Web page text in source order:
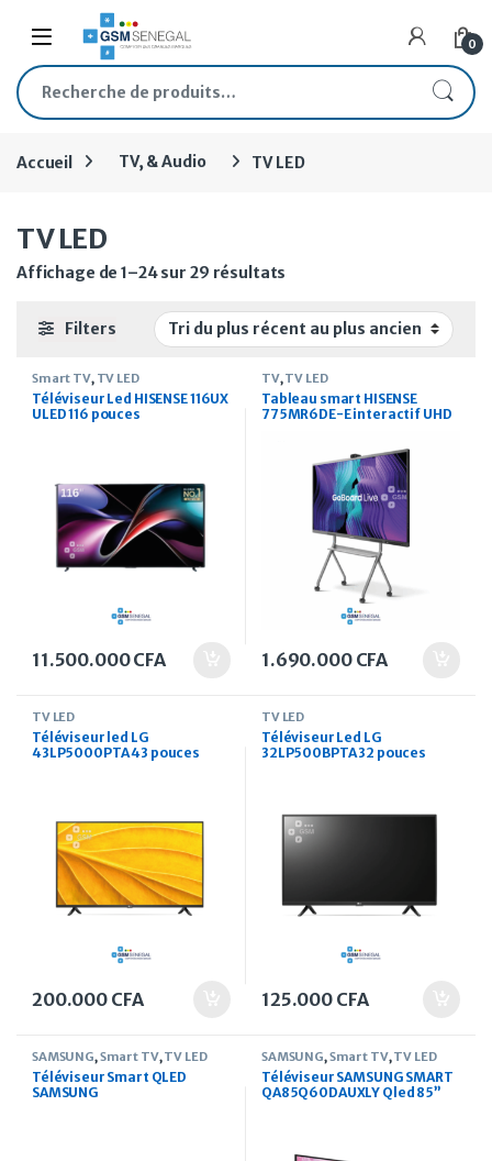
Skip to navigation
Skip to content
Open 0
Recherche pour :
Accueil TV, & Audio TV LED
TV LED
Affichage de 1–24 sur 29 résultats
Filters
Smart TV, TV LED
Téléviseur Led HISENSE 116UX
ULED 116 pouces
11.500.000CFA
TV, TV LED
Tableau smart HISENSE
775MR6DE-E interactif UHD
1.690.000 CFA
TV LED
Téléviseur led LG
43LP5000PTA 43 pouces
200.000 CFA
TV LED
Téléviseur Led LG
32LP500BPTA 32 pouces
125.000 CFA
SAMSUNG,Smart TV,TV LED
Téléviseur Smart QLED
SAMSUNG
SAMSUNG,Smart TV,TV LED
Téléviseur SAMSUNG SMART
QA85Q60DAUXLY Qled 85”